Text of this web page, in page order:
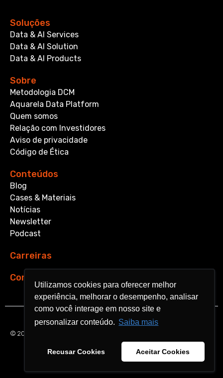
Utilizamos cookies para oferecer melhor
experiência, melhorar o desempenho, analisar
como você interage em nosso site e
personalizar conteúdo. Saiba mais
Recusar Cookies Aceitar Cookies
Utilizamos cookies para oferecer melhor
experiência, melhorar o desempenho, analisar
como você interage em nosso site e
personalizar conteúdo. Saiba mais
Recusar Cookies Aceitar Cookies
Soluções
Data & AI Services
Data & AI Solution
Data & AI Products
Sobre
Metodologia DCM
Aquarela Data Platform
Quem somos
Relação com Investidores
Aviso de privacidade
Código de Ética
Conteúdos
Blog
Cases & Materiais
Notícias
Newsletter
Podcast
Carreiras
Contato
© 2026 Aquarela Analytics. All rights reserved.